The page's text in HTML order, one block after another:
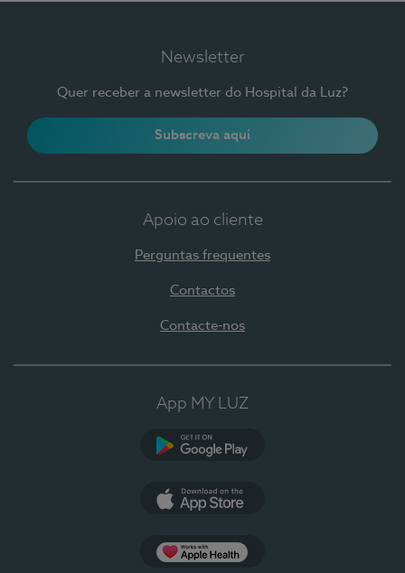
Newsletter
Quer receber a newsletter do Hospital da Luz?
Subscreva aqui
Apoio ao cliente
Perguntas frequentes
Contactos
Contacte-nos
App MY LUZ